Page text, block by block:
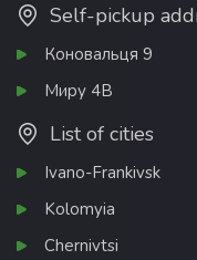
Self-pickup
Коновальця 9
Миру 4В
List of cities
Ivano-Frankivsk
Kolomyia
Chernivtsi